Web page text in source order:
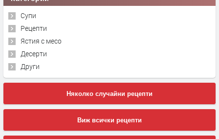
Супи
Рецепти
Ястия с месо
Десерти
Други
Няколко случайни рецепти
Виж всички рецепти